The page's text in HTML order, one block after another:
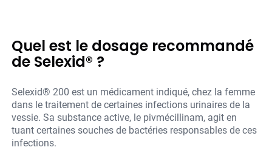
Quel est le dosage recommandé
de Selexid® ?
Selexid® 200 est un médicament indiqué, chez la femme
dans le traitement de certaines infections urinaires de la
vessie. Sa substance active, le pivmécillinam, agit en
tuant certaines souches de bactéries responsables de ces
infections.